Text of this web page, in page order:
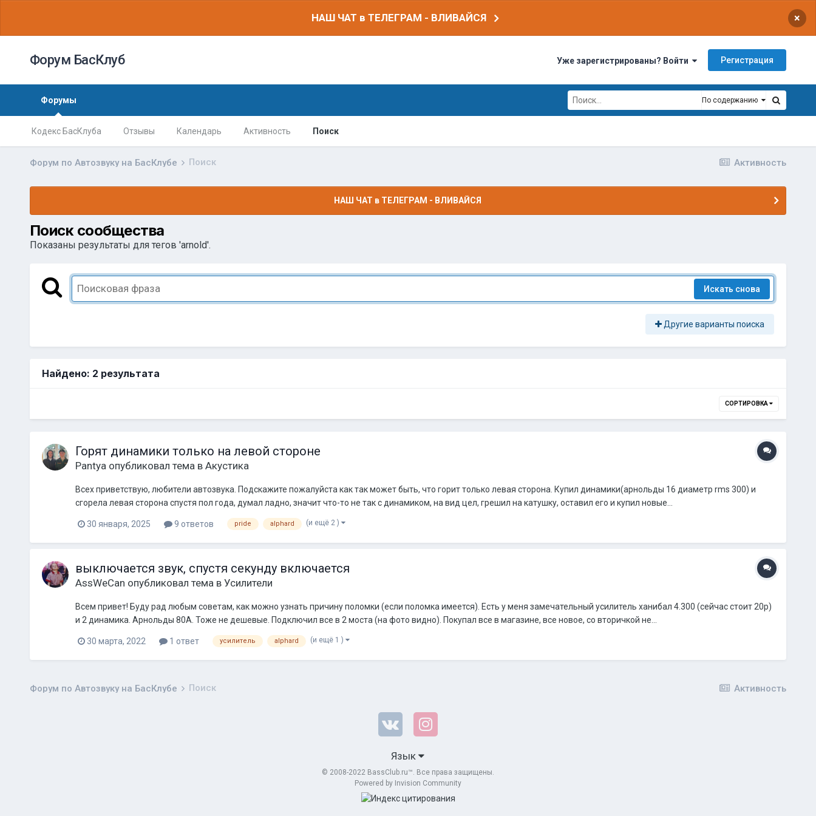
НАШ ЧАТ в ТЕЛЕГРАМ - ВЛИВАЙСЯ ×
Форум БасКлуб Уже зарегистрированы? Войти Регистрация
Форумы
Кодекс БасКлуба Отзывы Календарь Активность Поиск
По содержанию
Активность
Форум по Автозвуку на БасКлубе Поиск
НАШ ЧАТ в ТЕЛЕГРАМ - ВЛИВАЙСЯ
Поиск сообщества
Показаны результаты для тегов 'arnold'.
Искать снова
Другие варианты поиска
Найдено: 2 результата
СОРТИРОВКА
Горят динамики только на левой стороне
Pantyaопубликовал тема в Акустика
Всех приветствую, любители автозвука. Подскажите пожалуйста как так может быть, что горит только левая сторона. Купил динамики(арнольды 16 диаметр rms 300) и
сгорела левая сторона спустя пол года, думал ладно, значит что-то не так с динамиком, на вид цел, грешил на катушку, оставил его и купил новые...
30 января, 2025 9 ответов pride alphard (и ещё 2 )
выключается звук, спустя секунду включается
AssWeCan опубликовал тема в Усилители
Всем привет! Буду рад любым советам, как можно узнать причину поломки (если поломка имеется). Есть у меня замечательный усилитель ханибал 4.300 (сейчас стоит 20р)
и 2 динамика. Арнольды 80А. Тоже не дешевые. Подключил все в 2 моста (на фото видно). Покупал все в магазине, все новое, со вторичкой не...
30 марта, 2022 1 ответ усилитель alphard (и ещё 1 )
Активность
Форум по Автозвуку на БасКлубе Поиск
Язык
© 2008-2022 BassClub.ru™. Все права защищены.
Powered by Invision Community